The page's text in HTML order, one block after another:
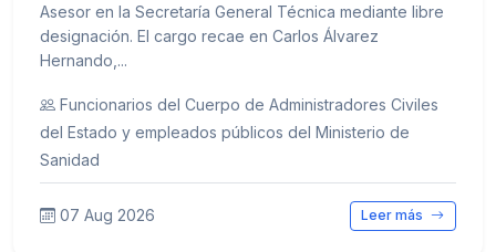
Asesor en la Secretaría General Técnica mediante libre
designación. El cargo recae en Carlos Álvarez
Hernando,...
Funcionarios del Cuerpo de Administradores Civiles
del Estado y empleados públicos del Ministerio de
Sanidad
07 Aug 2026 Leer más